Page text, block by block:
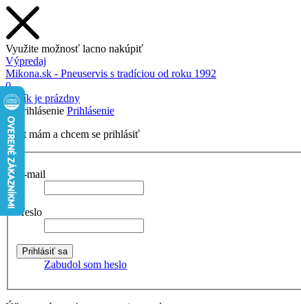
Využite možnosť lacno nakúpiť
Výpredaj
Mikona.sk - Pneuservis s tradíciou od roku 1992
0
Košík je prázdny
Prihlásenie
Účet mám a chcem se prihlásiť
E-mail
Heslo
Zabudol som heslo